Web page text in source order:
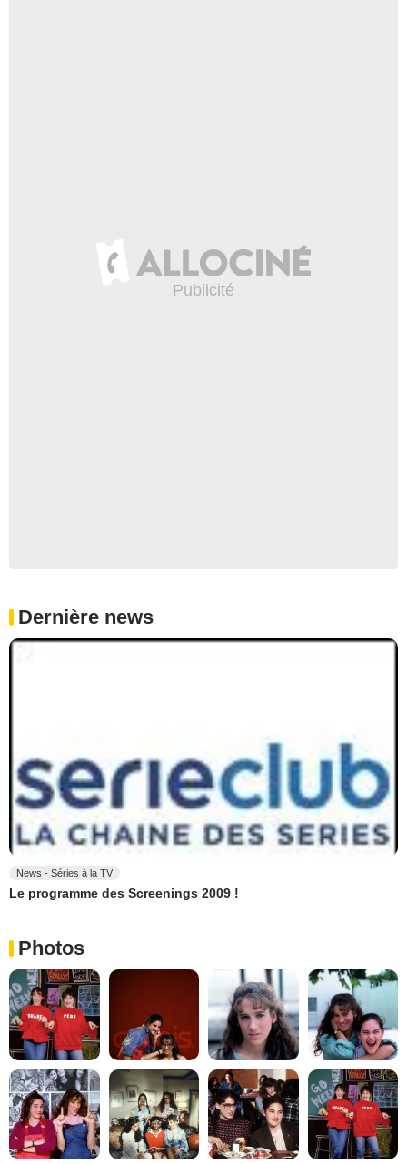
Dernière news
News - Séries à la TV
Le programme des Screenings 2009 !
Photos